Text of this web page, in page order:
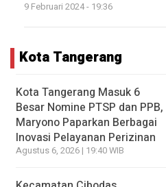
9 Februari 2024 - 19:36
Kota Tangerang
Kota Tangerang Masuk 6
Besar Nomine PTSP dan PPB,
Maryono Paparkan Berbagai
Inovasi Pelayanan Perizinan
Agustus 6, 2026 | 19:40 WIB